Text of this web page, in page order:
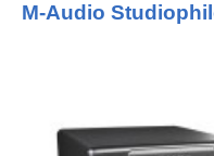
M-Audio